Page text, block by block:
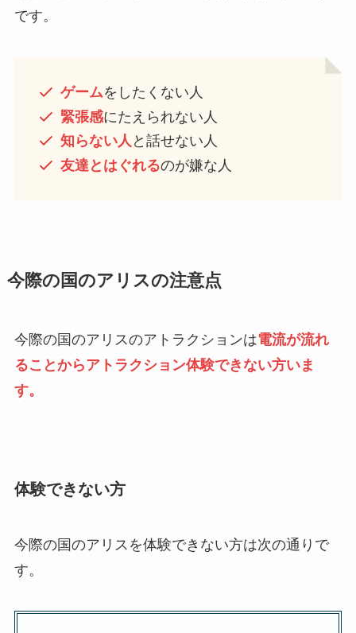
です。
ゲームをしたくない人
緊張感にたえられない人
知らない人 と話せない人
友達とはぐれるのが嫌な人
今際の国のアリスの注意点
今際の国のアリスのアトラクションは電流が流れ
ることからアトラクション体験できない方いま
す。
体験できない方
今際の国のアリスを体験できない方は次の通りで
す。